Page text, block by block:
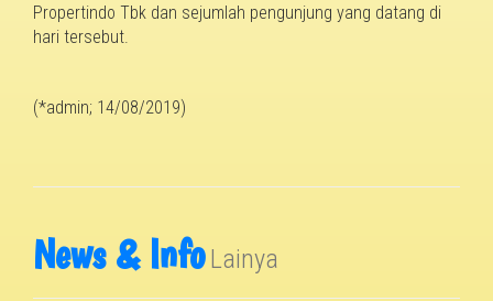
Propertindo Tbk dan sejumlah pengunjung yang datang di
hari tersebut.
(*admin; 14/08/2019)
News & InfoLainya